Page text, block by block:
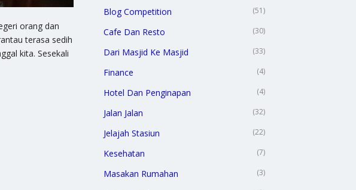
orang dan
terasa sedih
kita. Sesekali
Blog Competition (51)
Cafe Dan Resto (30)
Dari Masjid Ke Masjid (33)
Finance (4)
Hotel Dan Penginapan (4)
Jalan Jalan (32)
Jelajah Stasiun (22)
Kesehatan (7)
Masakan Rumahan (3)